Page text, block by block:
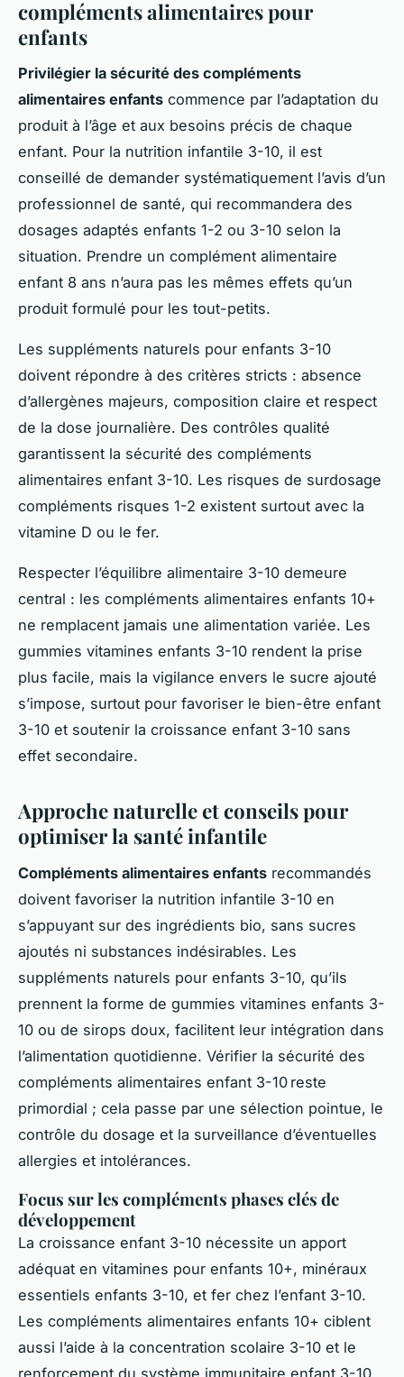
compléments alimentaires pour
enfants
Privilégier la sécurité des compléments
alimentaires enfants commence par l’adaptation du
produit à l’âge et aux besoins précis de chaque
enfant. Pour la nutrition infantile 3-10, il est
conseillé de demander systématiquement l’avis d’un
professionnel de santé, qui recommandera des
dosages adaptés enfants 1-2 ou 3-10 selon la
situation. Prendre un complément alimentaire
enfant 8 ans n’aura pas les mêmes effets qu’un
produit formulé pour les tout-petits.
Les suppléments naturels pour enfants 3-10
doivent répondre à des critères stricts : absence
d’allergènes majeurs, composition claire et respect
de la dose journalière. Des contrôles qualité
garantissent la sécurité des compléments
alimentaires enfant 3-10. Les risques de surdosage
compléments risques 1-2 existent surtout avec la
vitamine D ou le fer.
Respecter l’équilibre alimentaire 3-10 demeure
central : les compléments alimentaires enfants 10+
ne remplacent jamais une alimentation variée. Les
gummies vitamines enfants 3-10 rendent la prise
plus facile, mais la vigilance envers le sucre ajouté
s’impose, surtout pour favoriser le bien-être enfant
3-10 et soutenir la croissance enfant 3-10 sans
effet secondaire.
Approche naturelle et conseils pour
optimiser la santé infantile
Compléments alimentaires enfants recommandés
doivent favoriser la nutrition infantile 3-10 en
s’appuyant sur des ingrédients bio, sans sucres
ajoutés ni substances indésirables. Les
suppléments naturels pour enfants 3-10, qu’ils
prennent la forme de gummies vitamines enfants 3-
10 ou de sirops doux, facilitent leur intégration dans
l’alimentation quotidienne. Vérifier la sécurité des
compléments alimentaires enfant 3-10 reste
primordial ; cela passe par une sélection pointue, le
contrôle du dosage et la surveillance d’éventuelles
allergies et intolérances.
Focus sur les compléments phases clés de
développement
La croissance enfant 3-10 nécessite un apport
adéquat en vitamines pour enfants 10+, minéraux
essentiels enfants 3-10, et fer chez l’enfant 3-10.
Les compléments alimentaires enfants 10+ ciblent
aussi l’aide à la concentration scolaire 3-10 et le